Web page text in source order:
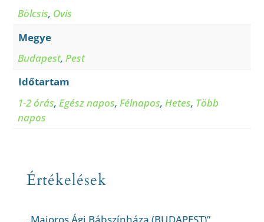
Bölcsis, Ovis
Megye
Budapest,Pest
Időtartam
1-2 órás,Egész napos,Félnapos,Hetes, Több
napos
Értékelések